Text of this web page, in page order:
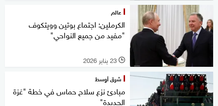
عالم
الكرملين: اجتماع بوتين وويتكوف
"مفيد من جميع النواحي"
l 23 يناير 2026
شرق أوسط
مبادئ نزع سلاح حماس في خطة "غزة
الجديدة"